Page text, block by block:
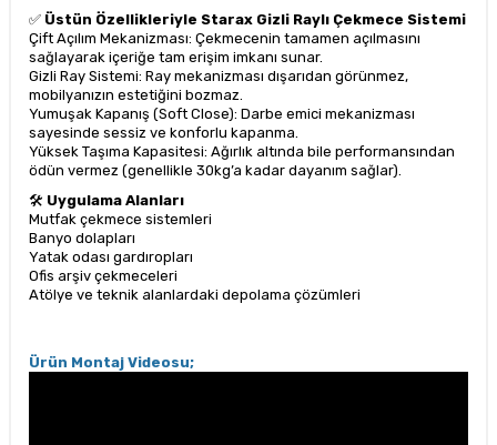
✅ Üstün Özellikleriyle Starax Gizli Raylı Çekmece Sistemi
Çift Açılım Mekanizması: Çekmecenin tamamen açılmasını
sağlayarak içeriğe tam erişim imkanı sunar.
Gizli Ray Sistemi: Ray mekanizması dışarıdan görünmez,
mobilyanızın estetiğini bozmaz.
Yumuşak Kapanış (Soft Close): Darbe emici mekanizması
sayesinde sessiz ve konforlu kapanma.
Yüksek Taşıma Kapasitesi: Ağırlık altında bile performansından
ödün vermez (genellikle 30kg’a kadar dayanım sağlar).
🛠 Uygulama Alanları
Mutfak çekmece sistemleri
Banyo dolapları
Yatak odası gardıropları
Ofis arşiv çekmeceleri
Atölye ve teknik alanlardaki depolama çözümleri
Ürün Montaj Videosu;